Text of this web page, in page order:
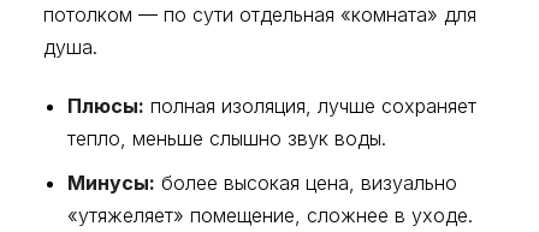
потолком — по сути отдельная «комната» для
душа.
Плюсы: полная изоляция, лучше сохраняет
тепло, меньше слышно звук воды.
Минусы: более высокая цена, визуально
«утяжеляет» помещение, сложнее в уходе.